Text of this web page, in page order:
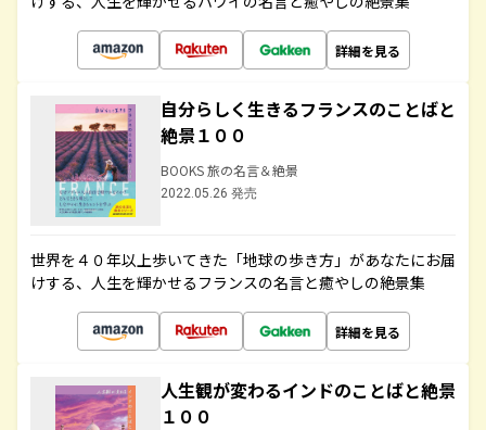
詳細を見る
自分らしく生きるフランスのことばと
絶景１００
BOOKS 旅の名言＆絶景
2022.05.26 発売
世界を４０年以上歩いてきた「地球の歩き方」があなたにお届
けする、人生を輝かせるフランスの名言と癒やしの絶景集
詳細を見る
人生観が変わるインドのことばと絶景
１００